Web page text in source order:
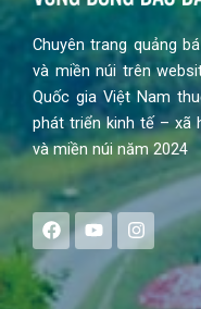
Chuyên trang quảng
và miền núi trên
Quốc gia Việt Nam
phát triển kinh tế – xã
và miền núi năm 2024
F
a
c
e
b
Y
o
u
t
u
I
n
s
a